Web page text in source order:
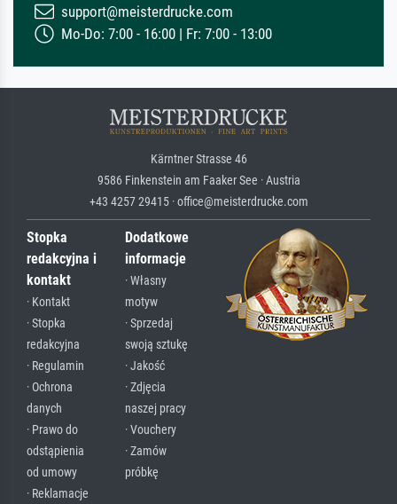
support@meisterdrucke.com
Mo-Do: 7:00 - 16:00 | Fr: 7:00 - 13:00
Kärntner Strasse 46
9586 Finkenstein am Faaker See · Austria
+43 4257 29415 · office@meisterdrucke.com
Stopka
redakcyjna i
kontakt
· Kontakt
· Stopka
redakcyjna
· Regulamin
· Ochrona
danych
· Prawo do
odstąpienia
od umowy
· Reklamacje
Dodatkowe
informacje
· Własny
motyw
· Sprzedaj
swoją sztukę
· Jakość
· Zdjęcia
naszej pracy
· Vouchery
· Zamów
próbkę